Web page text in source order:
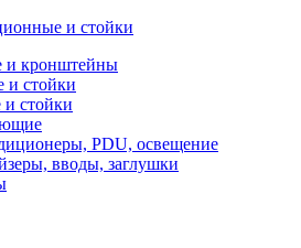
и стойки
и кронштейны
стойки
стойки
PDU, освещение
вводы, заглушки